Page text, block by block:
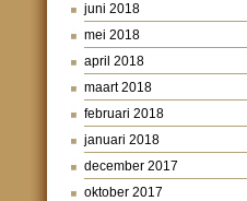
juni 2018
mei 2018
april 2018
maart 2018
februari 2018
januari 2018
december 2017
oktober 2017